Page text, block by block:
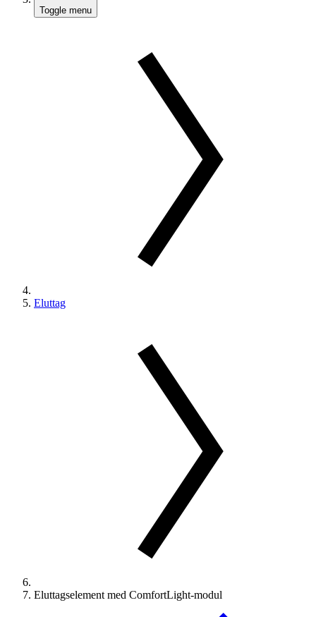
Toggle menu
Eluttag
Eluttagselement med ComfortLight-modul